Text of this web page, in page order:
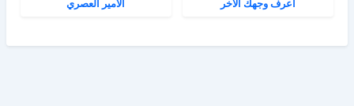
اعرف وجهك الأخر الأمير العصري